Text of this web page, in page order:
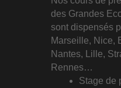
des Grandes
sont dispensés
Marseille, Nice,
Nantes, Lille,
Rennes…
Stage de